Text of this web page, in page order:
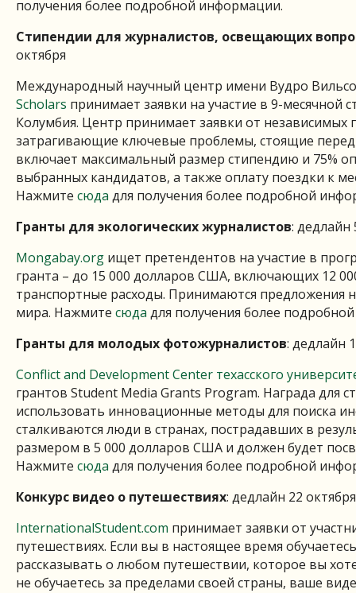
получения более подробной информации.
Стипендии для журналистов, освещающих
октября
Международный научный центр имени Вудро
Scholars принимает заявки на участие в 9-
Колумбия. Центр принимает заявки от
затрагивающие ключевые проблемы, стоящие
включает максимальный размер стипендию и 75%
выбранных кандидатов, а также оплату поездки к
Нажмите сюда для получения более подробной
Гранты для экологических журналистов: дедлайн
Mongabay.org ищет претендентов на участие в
гранта – до 15 000 долларов США, включающих 12
транспортные расходы. Принимаются предложения
мира. Нажмите сюда для получения более
Гранты для молодых фотожурналистов: дедлайн
Conflict and Development Center техасского
грантов Student Media Grants Program. Награда для
использовать инновационные методы для поиска
сталкиваются люди в странах, пострадавших в
размером в 5 000 долларов США и должен будет
Нажмите сюда для получения более подробной
Конкурс видео о путешествиях: дедлайн 22 октября
InternationalStudent.com принимает заявки от
путешествиях. Если вы в настоящее время
рассказывать о любом путешествии, которое вы
не обучаетесь за пределами своей страны, ваше